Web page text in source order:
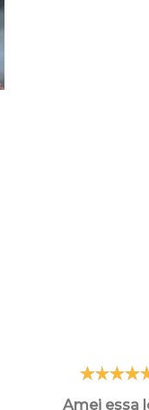
Amei essa